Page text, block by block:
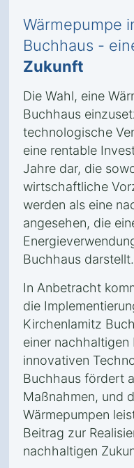
Wärmepumpe
Buchhaus -
Zukunft
Die Wahl, eine
Buchhaus
technologische
eine rentable
Jahre dar, die
wirtschaftliche
werden als eine
angesehen, die
Buchhaus darstellt.
In Anbetracht
die
Kirchenlamitz
einer nachhaltigen
innovativen
Buchhaus fördert
Maßnahmen, und
Wärmepumpen
Beitrag zur
nachhaltigen